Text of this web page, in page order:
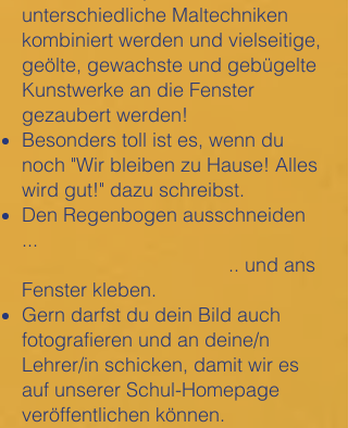
unterschiedliche Maltechniken
kombiniert werden und vielseitige,
geölte, gewachste und gebügelte
Kunstwerke an die Fenster
gezaubert werden!
Besonders toll ist es, wenn du
noch "Wir bleiben zu Hause! Alles
wird gut!" dazu schreibst.
Den Regenbogen ausschneiden
...
.. und ans
Fenster kleben.
Gern darfst du dein Bild auch
fotografieren und an deine/n
Lehrer/in schicken, damit wir es
auf unserer Schul-Homepage
veröffentlichen können.